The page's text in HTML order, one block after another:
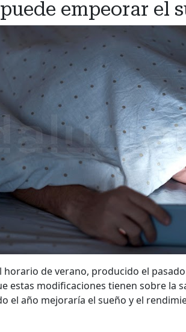
empeorar el
horario de verano, producido el
estas modificaciones tienen sobre la
el año mejoraría el sueño y el